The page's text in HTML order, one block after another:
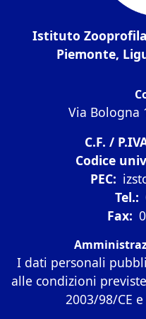
Istituto
Piemonte,
Via Bologna
C.F. /
Codice
PEC:
Tel.:
Fax:
I dati personali
alle condizioni
2003/98/CE